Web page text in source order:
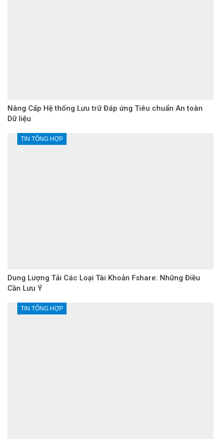
Nâng Cấp Hệ thống Lưu trữ Đáp ứng Tiêu chuẩn An toàn
Dữ liệu
TIN TỔNG HỢP
Dung Lượng Tải Các Loại Tài Khoản Fshare: Những Điều
Cần Lưu Ý
TIN TỔNG HỢP